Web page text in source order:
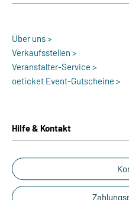
Über uns >
Verkaufsstellen >
Veranstalter-Service >
oeticket Event-Gutscheine >
Hilfe & Kontakt